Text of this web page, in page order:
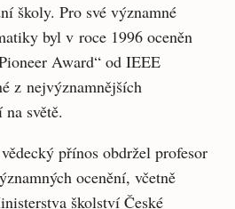
školy. Pro své významné
byl v roce 1996 oceněn
Award“ od IEEE
z nejvýznamnějších
světě.
přínos obdržel profesor
ocenění, včetně
školství České